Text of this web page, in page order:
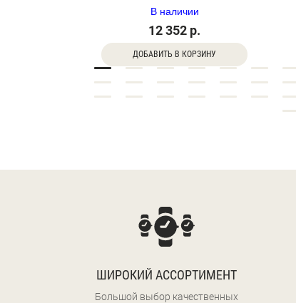
В наличии
12 352 р.
ДОБАВИТЬ В КОРЗИНУ
ШИРОКИЙ АССОРТИМЕНТ
Большой выбор качественных